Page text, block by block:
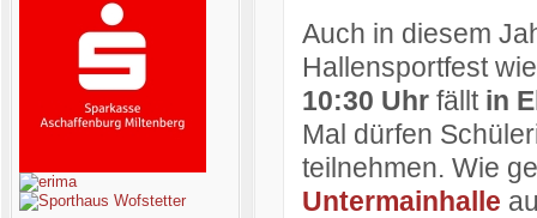
Auch in diesem
Hallensportfest
10:30 Uhrfällt in
Mal dürfen
teilnehmen. Wie
Untermainhalle